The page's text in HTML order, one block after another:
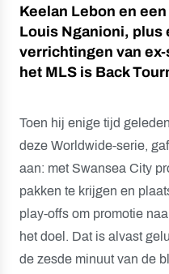
Keelan Lebon en
Louis Nganioni, plus
verrichtingen van
het MLS is Back
Toen hij enige tijd
deze Worldwide-serie,
aan: met Swansea City
pakken te krijgen en
play-offs om promotie
het doel. Dat is alvast
de zesde minuut van de